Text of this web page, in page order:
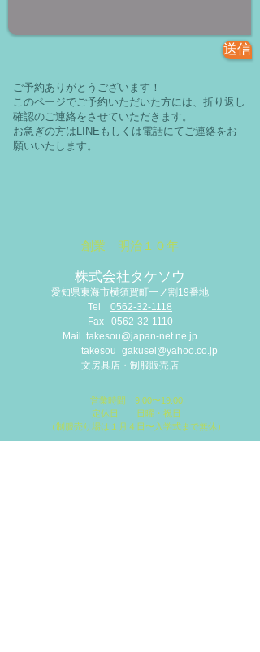
送信
ご予約ありがとうございます！
このページでご予約いただいた方には、折り返し
確認のご連絡をさせていただきます。
​お急ぎの方はLINEもしくは電話にてご連絡をお
願いいたします。
創業 明治１０年
株式会社タケソウ
愛知県東海市横須賀町一ノ割19番地
Tel 0562-32-1118
Fax 0562-32-1110
Mail takesou@japan-net.ne.jp
takesou_gakusei@yahoo.co.jp
​文房具店・制服販売店
営業時間 9:00〜19:00
定休日 日曜・祝日
（制服売り場は１月４日〜入学式まで無休）